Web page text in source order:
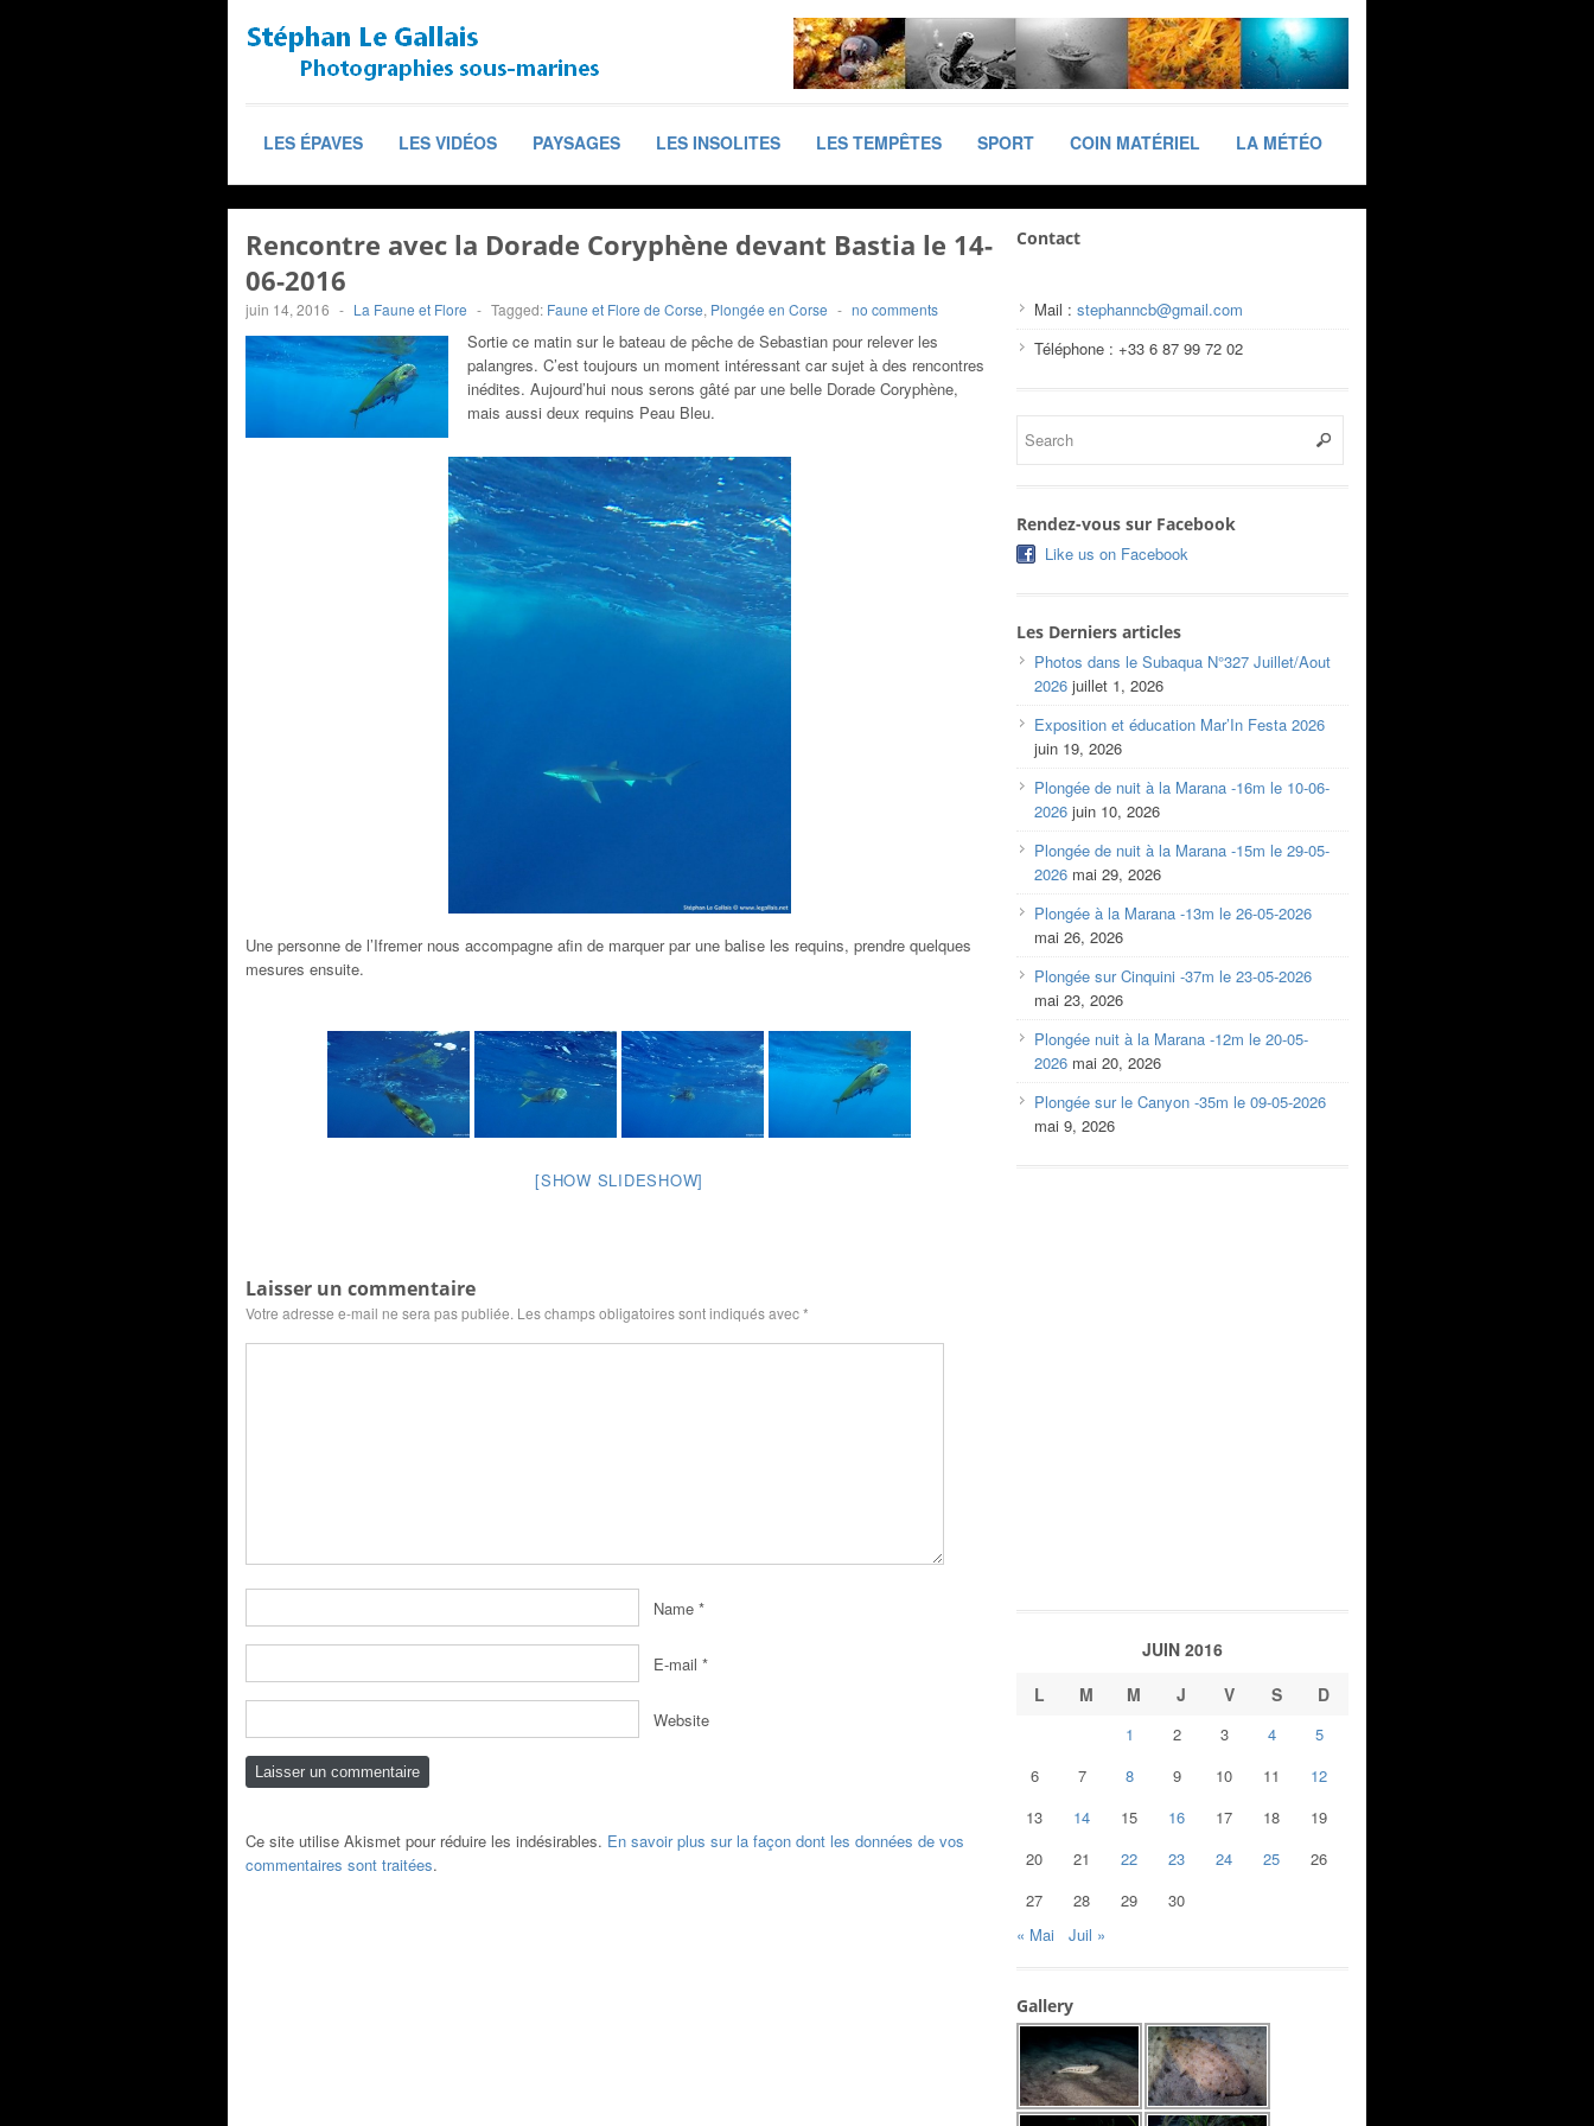
LES ÉPAVES LES VIDÉOS PAYSAGES LES INSOLITES LES TEMPÊTES SPORT COIN MATÉRIEL LA MÉTÉO
Rencontre avec la Dorade Coryphène devant Bastia le 14-
06-2016
juin 14, 2016 - La Faune et Flore - Tagged: Faune et Flore de Corse, Plongée en Corse - no comments
Sortie ce matin sur le bateau de pêche de Sebastian pour relever les
palangres. C’est toujours un moment intéressant car sujet à des rencontres
inédites. Aujourd’hui nous serons gâté par une belle Dorade Coryphène,
mais aussi deux requins Peau Bleu.
Une personne de l’Ifremer nous accompagne afin de marquer par une balise les requins, prendre quelques
mesures ensuite.
[SHOW SLIDESHOW]
Laisser un commentaire
Votre adresse e-mail ne sera pas publiée. Les champs obligatoires sont indiqués avec*
Name *
E-mail *
Website
Ce site utilise Akismet pour réduire les indésirables. En savoir plus sur la façon dont les données de vos
commentaires sont traitées.
Contact
Mail : stephanncb@gmail.com
Téléphone : +33 6 87 99 72 02
Rendez-vous sur Facebook
Like us on Facebook
Les Derniers articles
Photos dans le Subaqua N°327 Juillet/Aout
2026 juillet 1, 2026
Exposition et éducation Mar’In Festa 2026
juin 19, 2026
Plongée de nuit à la Marana -16m le 10-06-
2026 juin 10, 2026
Plongée de nuit à la Marana -15m le 29-05-
2026 mai 29, 2026
Plongée à la Marana -13m le 26-05-2026
mai 26, 2026
Plongée sur Cinquini -37m le 23-05-2026
mai 23, 2026
Plongée nuit à la Marana -12m le 20-05-
2026 mai 20, 2026
Plongée sur le Canyon -35m le 09-05-2026
mai 9, 2026
JUIN 2016
L
M M J V S D
1 2 3 4
5
6
7 8 9 10 11
12
13
14 15 16 17 18
19
20
21 22 23 24 25
26
27
28 29
30
« Mai
Juil »
Gallery